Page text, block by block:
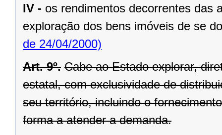
IV - os rendimentos decorrentes das
exploração dos bens imóveis de se
de 24/04/2000)
Art. 9º. Cabe ao Estado explorar,
estatal, com exclusividade de
seu território, incluindo o
forma a atender a demanda.